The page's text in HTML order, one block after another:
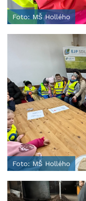
Foto: MŠ Hollého
Foto: MŠ Hollého